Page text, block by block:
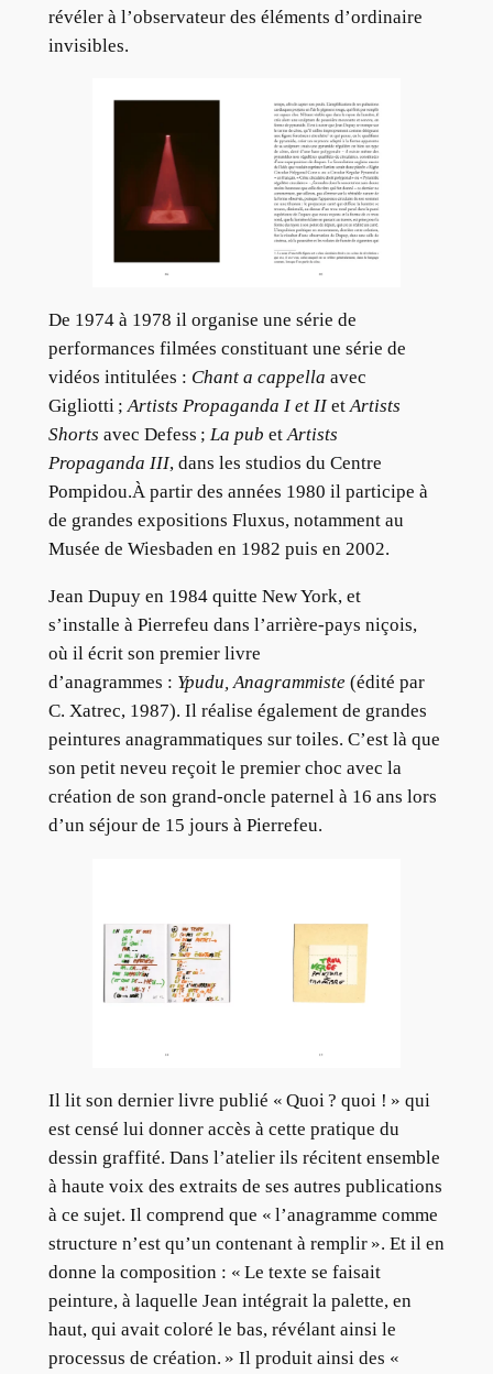
révéler à l’observateur des éléments d’ordinaire
invisibles.
De 1974 à 1978 il organise une série de
performances filmées constituant une série de
vidéos intitulées : Chant a cappella avec
Gigliotti ;Artists Propaganda I et IIetArtists
Shorts avec Defess ; La pub etArtists
Propaganda III, dans les studios du Centre
Pompidou.À partir des années 1980 il participe à
de grandes expositions Fluxus, notamment au
Musée de Wiesbaden en 1982 puis en 2002.
Jean Dupuy en 1984 quitte New York, et
s’installe à Pierrefeu dans l’arrière-pays niçois,
où il écrit son premier livre
d’anagrammes : Ypudu, Anagrammiste(édité par
C. Xatrec, 1987). Il réalise également de grandes
peintures anagrammatiques sur toiles. C’est là que
son petit neveu reçoit le premier choc avec la
création de son grand-oncle paternel à 16 ans lors
d’un séjour de 15 jours à Pierrefeu.
Il lit son dernier livre publié « Quoi ? quoi ! » qui
est censé lui donner accès à cette pratique du
dessin graffité. Dans l’atelier ils récitent ensemble
à haute voix des extraits de ses autres publications
à ce sujet. Il comprend que « l’anagramme comme
structure n’est qu’un contenant à remplir ». Et il en
donne la composition : « Le texte se faisait
peinture, à laquelle Jean intégrait la palette, en
haut, qui avait coloré le bas, révélant ainsi le
processus de création. » Il produit ainsi des «